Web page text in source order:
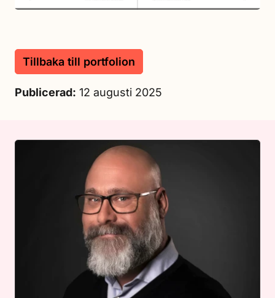
Tillbaka till portfolion
Publicerad: 12 augusti 2025